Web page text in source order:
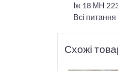
Іж 18 МН
Всі
Схожі